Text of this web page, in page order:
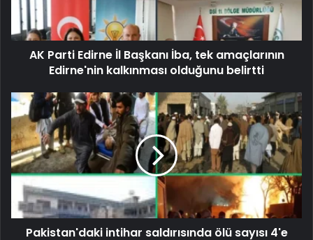
AK Parti Edirne İl Başkanı İba, tek amaçlarının
Edirne'nin kalkınması olduğunu belirtti
Pakistan'daki intihar saldırısında ölü sayısı 4'e